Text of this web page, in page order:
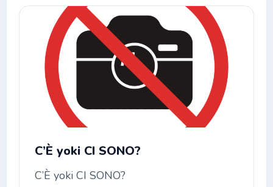
C’È yoki CI SONO?
C’È yoki CI SONO?